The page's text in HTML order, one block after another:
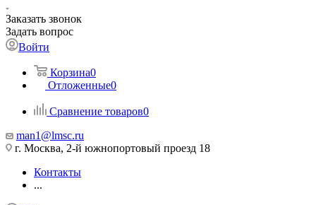
Заказать звонок
Задать вопрос
Войти
Корзина0
Отложенные0
Сравнение товаров0
man1@lmsc.ru
г. Москва, 2-й южнопортовый проезд 18
Контакты
...